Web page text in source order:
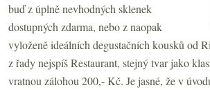
buď z úplně nevhodných sklenek
dostupných zdarma, nebo z naopak
vyloženě ideálních degustačních kousků od
z řady nejspíš Restaurant, stejný tvar jako
vratnou zálohou 200,- Kč. Je jasné, že v